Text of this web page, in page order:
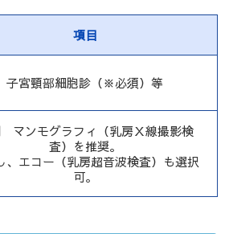
項目
子宮頸部細胞診（※必須）等
マンモグラフィ（乳房Ｘ線撮影検
査）を推奨。
、エコー（乳房超音波検査）も選択
可。